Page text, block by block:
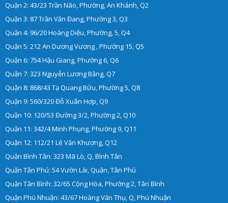
Quận 2: 43/23 Trần Não, Phường, An Khánh, Q2
Quận 3: 87 Trần Văn Đang, Phường 3, Q3
Quận 4: 96/20 Hoàng Diệu, Phường, 5, Q4
Quận 5: 212 An Dương Vương , Phường 15, Q5
Quận 6: 754 Hậu Giang, Phường 6, Q6
Quận 7: 323 Nguyễn Lương Bằng, Q7
Quận 8: 868/43 Tạ Quang Bửu, Phường 5, Q8
Quận 9: 560/320 Đỗ Xuân Hợp, Q9
Quận 10: 120/53 Đường 3/2, Phường 2, Q10
Quận 11: 342/4 Minh Phụng, Phường 9, Q11
Quận 12: 112/21 Lê Văn Khương, Q12
Quận Bình Tân: 323 Mã Lò, Q, Bình Tân
Quận Tân Phú: 54 Vườn Lài, Quận, Tân Phú
Quận Tân Bình: 32/65 Cộng Hòa, Phường 2, Tân Bình
Quận Phú Nhuận: 43/67 Hoàng Văn Thụ, Q, Phú Nhuận